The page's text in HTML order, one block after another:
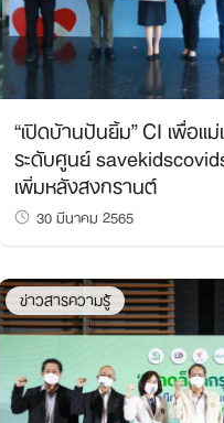
“เปิดบ้านปันยิ้ม” CI เพื่อแ
ระดับศูนย์
เพิ่มหลังสงกรานต์
30 มีนาคม 2565
ข่าวสารความรู้